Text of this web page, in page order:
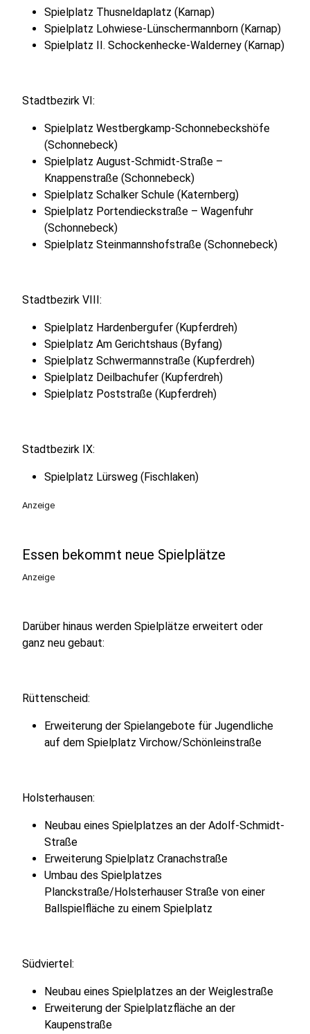
Spielplatz Thusneldaplatz (Karnap)
Spielplatz Lohwiese-Lünschermannborn (Karnap)
Spielplatz II. Schockenhecke-Walderney (Karnap)
Stadtbezirk VI:
Spielplatz Westbergkamp-Schonnebeckshöfe
(Schonnebeck)
Spielplatz August-Schmidt-Straße –
Knappenstraße (Schonnebeck)
Spielplatz Schalker Schule (Katernberg)
Spielplatz Portendieckstraße – Wagenfuhr
(Schonnebeck)
Spielplatz Steinmannshofstraße (Schonnebeck)
Stadtbezirk VIII:
Spielplatz Hardenbergufer (Kupferdreh)
Spielplatz Am Gerichtshaus (Byfang)
Spielplatz Schwermannstraße (Kupferdreh)
Spielplatz Deilbachufer (Kupferdreh)
Spielplatz Poststraße (Kupferdreh)
Stadtbezirk IX:
Spielplatz Lürsweg (Fischlaken)
Anzeige
Essen bekommt neue Spielplätze
Anzeige
Darüber hinaus werden Spielplätze erweitert oder
ganz neu gebaut:
Rüttenscheid:
Erweiterung der Spielangebote für Jugendliche
auf dem Spielplatz Virchow/Schönleinstraße
Holsterhausen:
Neubau eines Spielplatzes an der Adolf-Schmidt-
Straße
Erweiterung Spielplatz Cranachstraße
Umbau des Spielplatzes
Planckstraße/Holsterhauser Straße von einer
Ballspielfläche zu einem Spielplatz
Südviertel:
Neubau eines Spielplatzes an der Weiglestraße
Erweiterung der Spielplatzfläche an der
Kaupenstraße